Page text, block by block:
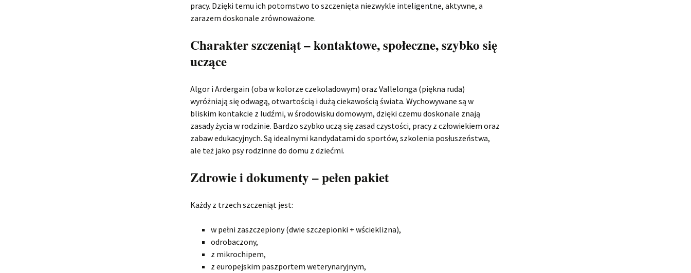
pracy. Dzięki temu ich potomstwo to szczenięta niezwykle inteligentne, aktywne, a
zarazem doskonale zrównoważone.
Charakter szczeniąt – kontaktowe, społeczne, szybko się
uczące
Algor i Ardergain (oba w kolorze czekoladowym) oraz Vallelonga (piękna ruda)
wyróżniają się odwagą, otwartością i dużą ciekawością świata. Wychowywane są w
bliskim kontakcie z ludźmi, w środowisku domowym, dzięki czemu doskonale znają
zasady życia w rodzinie. Bardzo szybko uczą się zasad czystości, pracy z człowiekiem oraz
zabaw edukacyjnych. Są idealnymi kandydatami do sportów, szkolenia posłuszeństwa,
ale też jako psy rodzinne do domu z dziećmi.
Zdrowie i dokumenty – pełen pakiet
Każdy z trzech szczeniąt jest:
w pełni zaszczepiony (dwie szczepionki + wścieklizna),
odrobaczony,
z mikrochipem,
z europejskim paszportem weterynaryjnym,